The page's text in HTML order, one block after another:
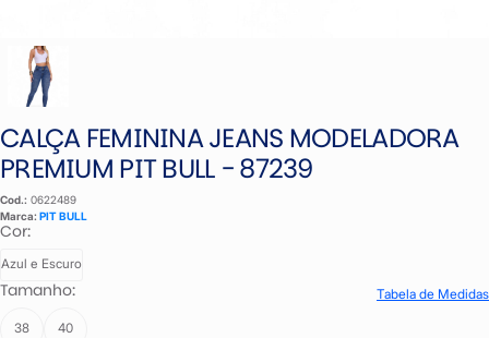
CALÇA FEMININA JEANS MODELADORA
PREMIUM PIT BULL - 87239
Cod.: 0622489
Marca: PIT BULL
Cor:
Azul e Escuro
Tamanho: Tabela de Medidas
38 40